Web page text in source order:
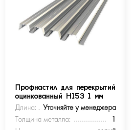
Профнастил для перекрытий
оцинкованный Н153 1 мм
Длина:
Уточняйте у менеджера
Толщина металла:
1